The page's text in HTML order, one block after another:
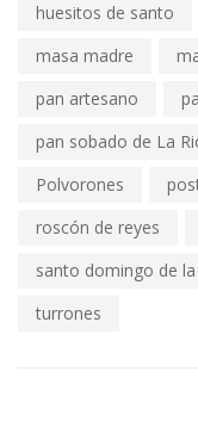
huesitos de santo
masa madre
pan artesano
pan sobado de La
Polvorones
roscón de reyes
santo domingo de
turrones